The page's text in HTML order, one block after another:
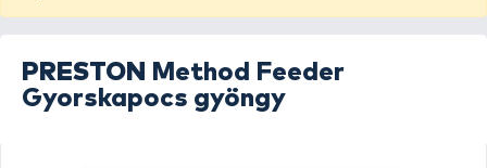
PRESTON
Method Feeder
Gyorskapocs gyöngy